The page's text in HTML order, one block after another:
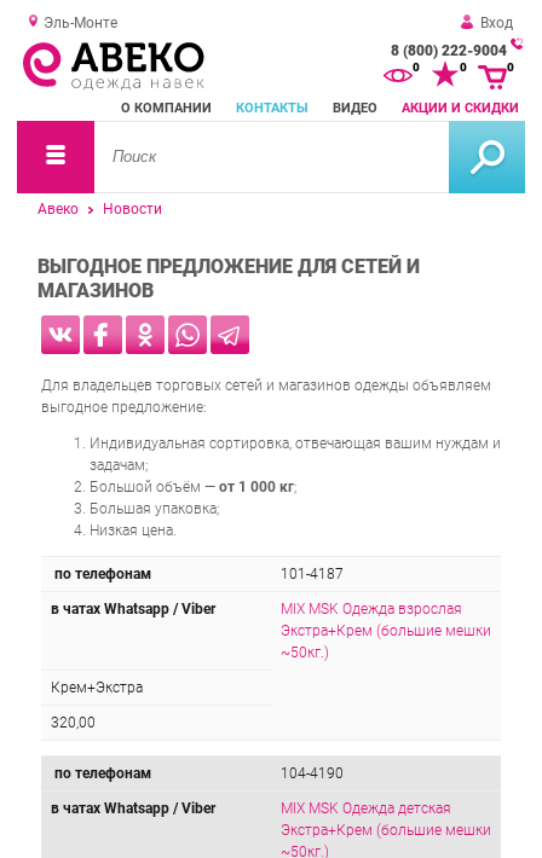
Эль-Монте
Вход
8 (800) 222-9004
О КОМПАНИИ КОНТАКТЫ ВИДЕО АКЦИИ И СКИДКИ
0 0 0
Авеко Новости
ВЫГОДНОЕ ПРЕДЛОЖЕНИЕ ДЛЯ СЕТЕЙ И
МАГАЗИНОВ
Для владельцев торговых сетей и магазинов одежды объявляем
выгодное предложение:
Индивидуальная сортировка, отвечающая вашим нуждам и
задачам;
Большой объём — от 1 000 кг;
Большая упаковка;
Низкая цена.
по телефонам 101-4187
в чатах Whatsapp / Viber
MIX MSK Одежда взрослая
Экстра+Крем (большие мешки
~50кг.)
Крем+Экстра
320,00
по телефонам 104-4190
в чатах Whatsapp / Viber
MIX MSK Одежда детская
Экстра+Крем (большие мешки
~50кг.)